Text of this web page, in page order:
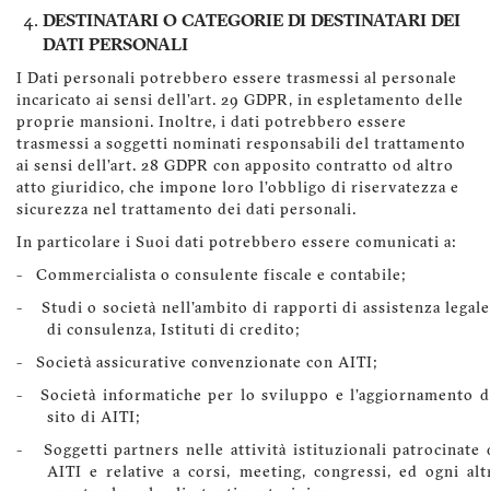
DESTINATARI O CATEGORIE DI DESTINATARI DEI
DATI PERSONALI
I Dati personali potrebbero essere trasmessi al personale
incaricato ai sensi dell'art. 29 GDPR, in espletamento delle
proprie mansioni. Inoltre, i dati potrebbero essere
trasmessi a soggetti nominati responsabili del trattamento
ai sensi dell'art. 28 GDPR con apposito contratto od altro
atto giuridico, che impone loro l'obbligo di riservatezza e
sicurezza nel trattamento dei dati personali.
In particolare i Suoi dati potrebbero essere comunicati a:
- Commercialista o consulente fiscale e contabile;
- Studi o società nell'ambito di rapporti di assistenza
di consulenza, Istituti di credito;
- Società assicurative convenzionate con AITI;
- Società informatiche per lo sviluppo e l'aggiornamento
sito di AITI;
- Soggetti partners nelle attività istituzionali patrocinate
AITI e relative a corsi, meeting, congressi, ed ogni